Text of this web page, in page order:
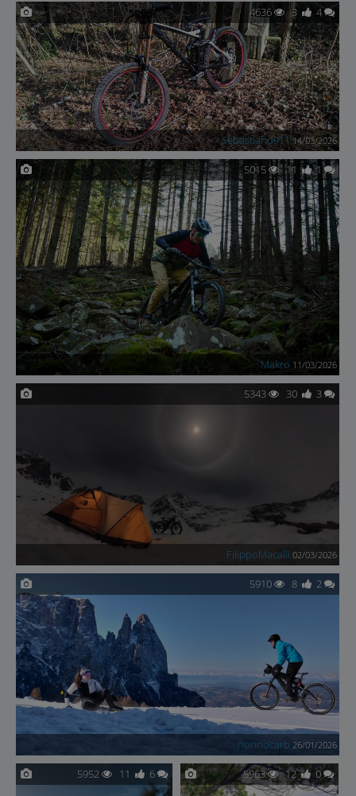
4636 3 4
Sebastiano911 14/03/2026
5015 11 1
Makro 11/03/2026
5343 30 3
FilippoMacalli 02/03/2026
5910 8 2
nonnocarb 26/01/2026
5952 11 6 5963 12 0